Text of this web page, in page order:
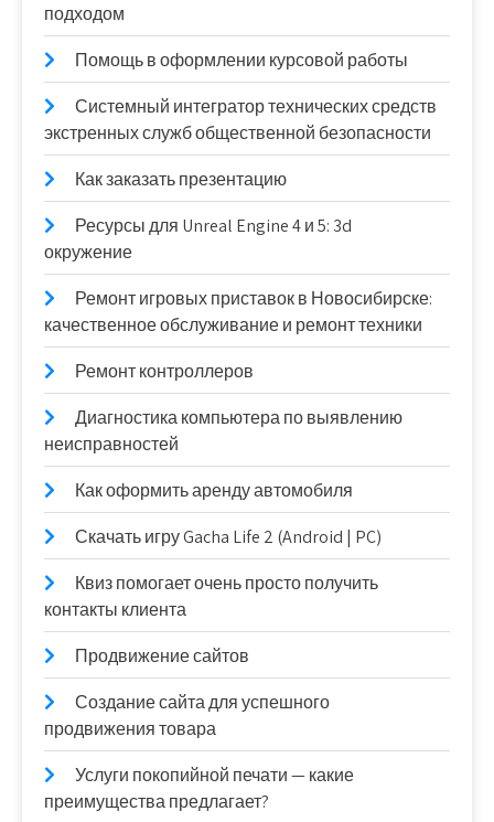
подходом
Помощь в оформлении курсовой работы
Системный интегратор технических средств
экстренных служб общественной безопасности
Как заказать презентацию
Ресурсы для Unreal Engine 4 и 5: 3d
окружение
Ремонт игровых приставок в Новосибирске:
качественное обслуживание и ремонт техники
Ремонт контроллеров
Диагностика компьютера по выявлению
неисправностей
Как оформить аренду автомобиля
Скачать игру Gacha Life 2 (Android | PC)
Квиз помогает очень просто получить
контакты клиента
Продвижение сайтов
Создание сайта для успешного
продвижения товара
Услуги покопийной печати — какие
преимущества предлагает?